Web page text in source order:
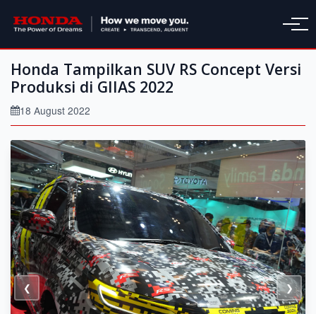
Honda Tampilkan SUV RS Concept Versi
Produksi di GIIAS 2022
18 August 2022
❮ ❯